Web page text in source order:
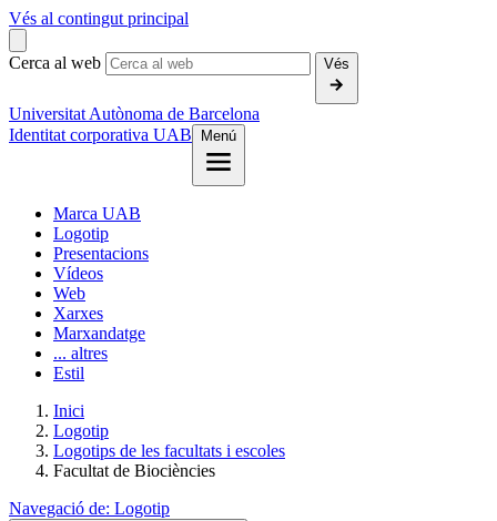
Vés al contingut principal
Cerca al web Vés
Universitat Autònoma de Barcelona
Identitat corporativa UAB
Menú
Marca UAB
Logotip
Presentacions
Vídeos
Web
Xarxes
Marxandatge
... altres
Estil
Inici
Logotip
Logotips de les facultats i escoles
Facultat de Biociències
Navegació de: Logotip